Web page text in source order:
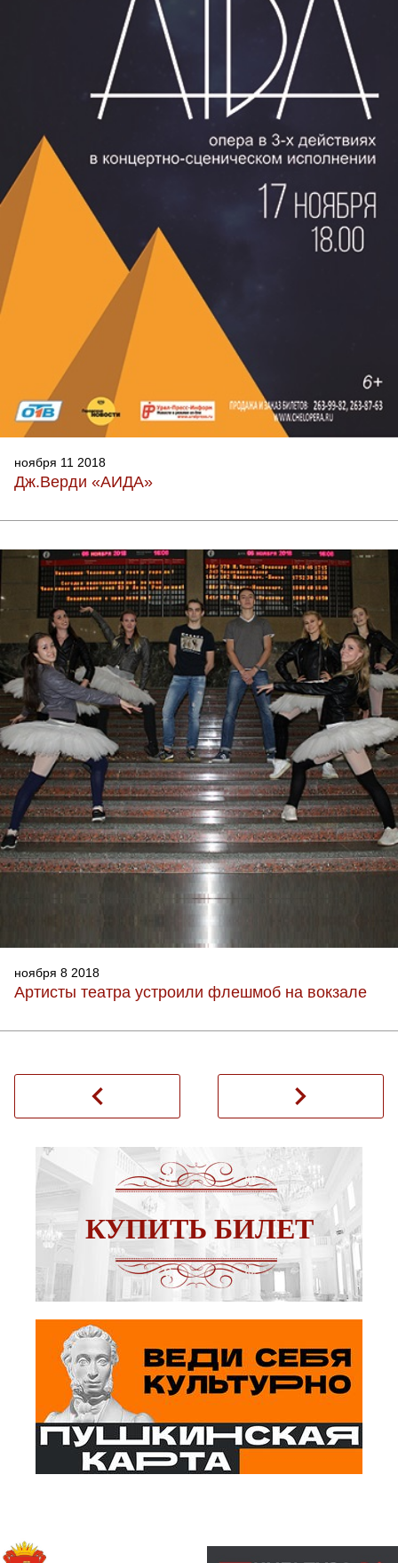
ноября 11 2018
Дж.Верди «АИДА»
ноября 8 2018
Артисты театра устроили флешмоб на вокзале
navigate_before navigate_next
КУПИТЬ БИЛЕТ